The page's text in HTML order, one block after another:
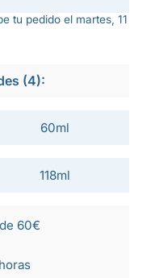
tu pedido el martes, 11
(4):
60ml
118ml
60€